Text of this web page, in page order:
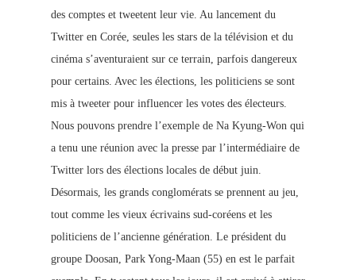
des comptes et tweetent leur vie. Au lancement du
Twitter en Corée, seules les stars de la télévision et du
cinéma s’aventuraient sur ce terrain, parfois dangereux
pour certains. Avec les élections, les politiciens se sont
mis à tweeter pour influencer les votes des électeurs.
Nous pouvons prendre l’exemple de Na Kyung-Won qui
a tenu une réunion avec la presse par l’intermédiaire de
Twitter lors des élections locales de début juin.
Désormais, les grands conglomérats se prennent au jeu,
tout comme les vieux écrivains sud-coréens et les
politiciens de l’ancienne génération. Le président du
groupe Doosan, Park Yong-Maan (55) en est le parfait